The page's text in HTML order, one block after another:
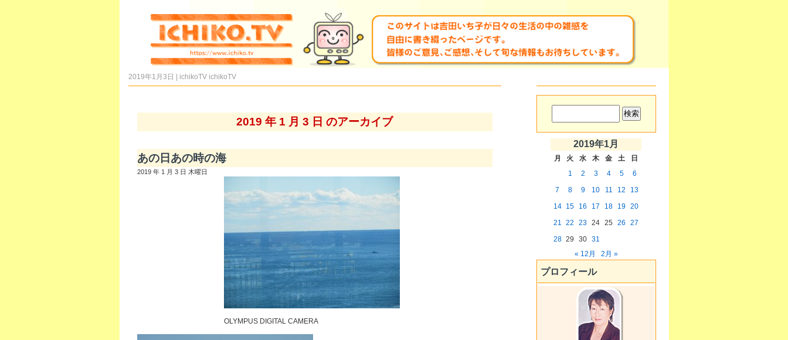
2019年1月3日 | ichikoTV ichikoTV
2019 年 1 月 3 日 のアーカイブ
あの日あの時の海
2019 年 1 月 3 日 木曜日
OLYMPUS DIGITAL CAMERA
2019年1月
月 火 水 木 金 土
日
1
2 3 4 5
6
7
8 9 10 11 12
13
14
15 16 17 18 19 20
21 22 23 24 25 26
27
28 29 30 31
« 12月
2月 »
プロフィール